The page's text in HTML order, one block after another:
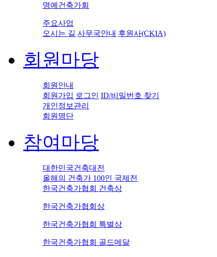
명예건축가회
주요사업
오시는 길 사무국안내 후원사(CKIA)
회원마당
회원안내
회원가입 로그인 ID/비밀번호 찾기
개인정보관리
회원명단
참여마당
대한민국건축대전
올해의 건축가 100인 국제전
한국건축가협회 건축상
한국건축가협회상
한국건축가협회 특별상
한국건축가협회 골드메달